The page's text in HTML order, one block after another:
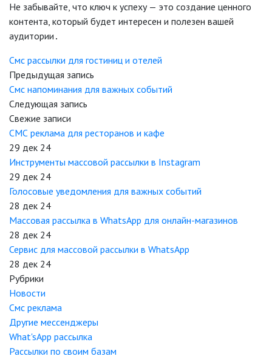
Свежие записи
СМС реклама для ресторанов и кафе
29 дек 24
Инструменты массовой рассылки в Instagram
29 дек 24
Голосовые уведомления для важных событий
28 дек 24
Массовая рассылка в WhatsApp для онлайн-магазинов
28 дек 24
Сервис для массовой рассылки в WhatsApp
28 дек 24
Рубрики
Новости
Смс реклама
Другие мессенджеры
What'sApp рассылка
Рассылки по своим базам
Не забывайте, что ключ к успеху — это создание ценного
контента, который будет интересен и полезен вашей
аудитории․
Смс рассылки для гостиниц и отелей
Предыдущая запись
Смс напоминания для важных событий
Следующая запись